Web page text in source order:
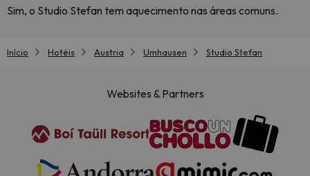
Sim, o Studio Stefan tem aquecimento nas áreas comuns.
Início Hotéis Austria Umhausen Studio Stefan
Websites & Partners